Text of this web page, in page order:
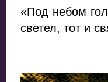
«Под небом
светел, тот и